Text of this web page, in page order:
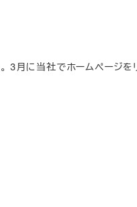
3月に当社でホームページ